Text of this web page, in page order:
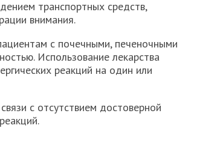
транспортных средств,
внимания.
с почечными, печеночными
Использование лекарства
реакций на один или
с отсутствием достоверной